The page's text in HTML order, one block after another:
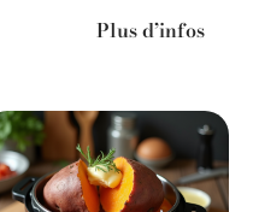
Plus d’infos